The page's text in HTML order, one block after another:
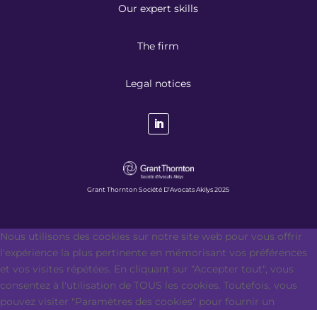
Our expert skills
The firm
Legal notices
Grant Thornton Société D’Avocats Akilys 2025
Nous utilisons des cookies sur notre site web pour vous offrir
l'expérience la plus pertinente en mémorisant vos préférences
et vos visites répétées. En cliquant sur "Accepter tout", vous
consentez à l'utilisation de TOUS les cookies. Toutefois, vous
pouvez visiter "Paramètres des cookies" pour fournir un